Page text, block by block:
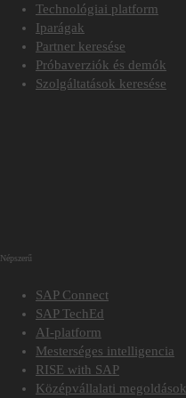
Technológiai platform
Iparágak
Partner keresése
Próbaverziók és demók
Szolgáltatások keresése
Népszerű
SAP Connect
SAP TechEd
AI-platform
Mesterséges intelligencia
RISE with SAP
Középvállalati megoldások